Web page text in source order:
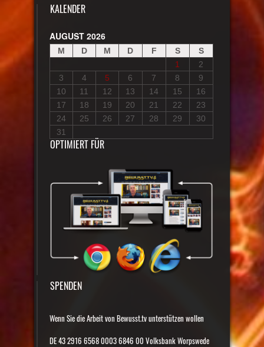
KALENDER
AUGUST 2026
M D M D F S
S
1
2
3
4 5 6 7 8
9
10
11 12 13 14 15
16
17
18 19 20 21 22
23
24
25 26 27 28 29
30
31
OPTIMIERT FÜR
SPENDEN
Wenn Sie die Arbeit von Bewusst.tv unterstützen wollen
DE 43 2916 6568 0003 6846 00 Volksbank Worpswede